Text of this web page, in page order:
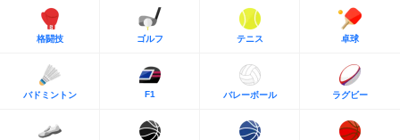
格闘技 ゴルフ テニス 卓球
バドミントン F1 バレーボール ラグビー